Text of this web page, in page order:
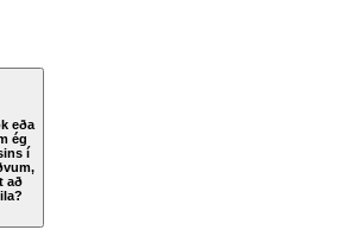
eða
ég
í
að